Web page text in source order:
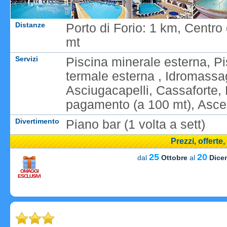
Distanze
Porto di Forio: 1 km,
mt
Servizi
Piscina minerale esterna,
termale esterna ,
Asciugacapelli, Cassaforte,
pagamento (a 100 mt),
Divertimento Piano bar (1 volta a sett)
Prezzi,
OMAGGI
ESCLUSIVI
dal 25 Ottobre al 20